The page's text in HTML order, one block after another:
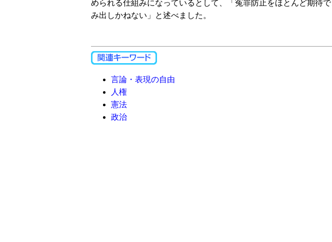
められる仕組みになっているとして、「冤罪防止をほとんど期待
み出しかねない」と述べました。
言論・表現の自由
人権
憲法
政治